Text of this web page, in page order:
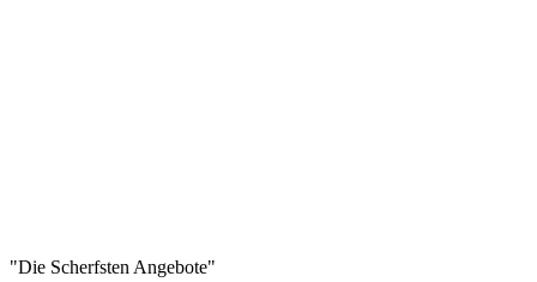
"Die Scherfsten Angebote"